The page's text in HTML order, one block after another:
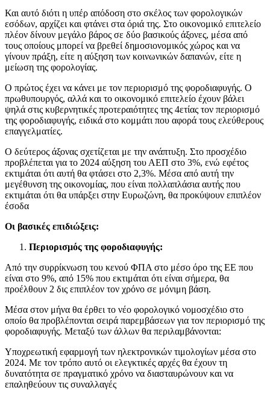
Και αυτό διότι η υπέρ απόδοση στο σκέλος των φορολογικών
εσόδων, αρχίζει και φτάνει στα όριά της. Στο οικονομικό επιτελείο
πλέον δίνουν μεγάλο βάρος σε δύο βασικούς άξονες, μέσα από
τους οποίους μπορεί να βρεθεί δημοσιονομικός χώρος και να
γίνουν πράξη, είτε η αύξηση των κοινωνικών δαπανών, είτε η
μείωση της φορολογίας.
Ο πρώτος έχει να κάνει με τον περιορισμό της φοροδιαφυγής. Ο
πρωθυπουργός, αλλά και το οικονομικό επιτελείο έχουν βάλει
ψηλά στις κυβερνητικές προτεραιότητες της 4ετίας τον περιορισμό
της φοροδιαφυγής, ειδικά στο κομμάτι που αφορά τους ελεύθερους
επαγγελματίες.
Ο δεύτερος άξονας σχετίζεται με την ανάπτυξη. Στο προσχέδιο
προβλέπεται για το 2024 αύξηση του ΑΕΠ στο 3%, ενώ εφέτος
εκτιμάται ότι αυτή θα φτάσει στο 2,3%. Μέσα από αυτή την
μεγέθυνση της οικονομίας, που είναι πολλαπλάσια αυτής που
εκτιμάται ότι θα υπάρξει στην Ευρωζώνη, θα προκύψουν επιπλέον
έσοδα
Οι βασικές επιδιώξεις:
Περιορισμός της φοροδιαφυγής:
Από την συρρίκνωση του κενού ΦΠΑ στο μέσο όρο της ΕΕ που
είναι στο 9%, από 15% που εκτιμάται ότι είναι σήμερα, θα
προέλθουν 2 δις επιπλέον τον χρόνο σε μόνιμη βάση.
Μέσα στον μήνα θα έρθει το νέο φορολογικό νομοσχέδιο στο
οποίο θα προβλέπονται σειρά παρεμβάσεων για τον περιορισμό της
φοροδιαφυγής. Μεταξύ των άλλων θα περιλαμβάνονται:
Υποχρεωτική εφαρμογή των ηλεκτρονικών τιμολογίων μέσα στο
2024. Με τον τρόπο αυτό οι ελεγκτικές αρχές θα έχουν τη
δυνατότητα σε πραγματικό χρόνο να διασταυρώνουν και να
επαληθεύουν τις συναλλαγές